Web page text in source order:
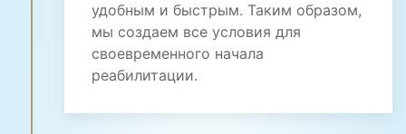
удобным и быстрым. Таким образом,
мы создаем все условия для
своевременного начала
реабилитации.